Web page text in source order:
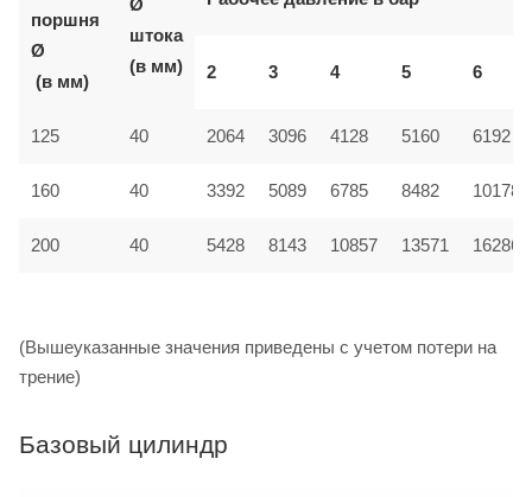
поршня
Ø
(в мм)
Ø
штока
(в мм)
2 3 4 5 6
125 40 2064 3096 4128 5160 6192
160 40 3392 5089 6785 8482 10178
200 40 5428 8143 10857 13571 16286
(Вышеуказанные значения приведены с учетом потери на
трение)
Базовый цилиндр